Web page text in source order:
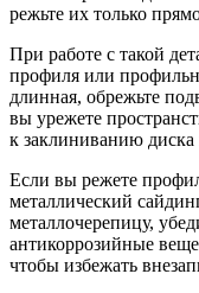
режьте их только
При работе с такой
профиля или
длинная, обрежьте
вы урежете
к заклиниванию диска
Если вы режете
металлический
металлочерепицу,
антикоррозийные
чтобы избежать